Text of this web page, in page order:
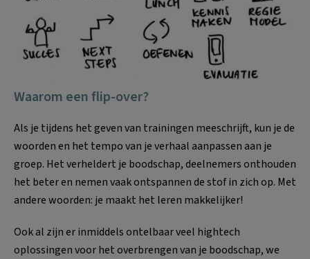
Waarom een flip-over?
Als je tijdens het geven van trainingen meeschrijft, kun je de
woorden en het tempo van je verhaal aanpassen aan je
groep. Het verheldert je boodschap, deelnemers onthouden
het beter en nemen vaak ontspannen de stof in zich op. Met
andere woorden: je maakt het leren makkelijker!
Ook al zijn er inmiddels ontelbaar veel hightech
oplossingen voor het overbrengen van je boodschap, we